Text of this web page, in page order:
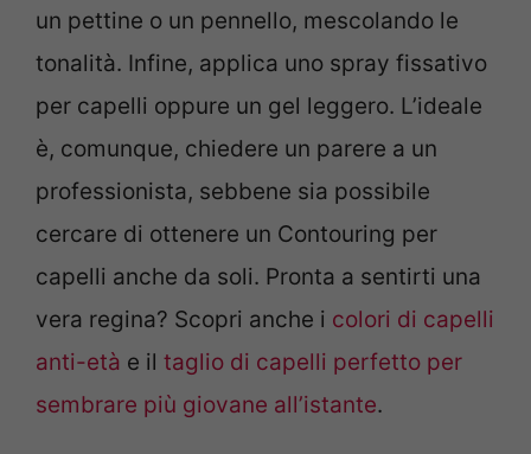
un pettine o un pennello, mescolando le
tonalità. Infine, applica uno spray fissativo
per capelli oppure un gel leggero. L’ideale
è, comunque, chiedere un parere a un
professionista, sebbene sia possibile
cercare di ottenere un Contouring per
capelli anche da soli. Pronta a sentirti una
vera regina? Scopri anche i colori di capelli
anti-età e il taglio di capelli perfetto per
sembrare più giovane all’istante.